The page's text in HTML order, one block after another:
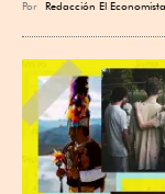
Por Redacción El Economista